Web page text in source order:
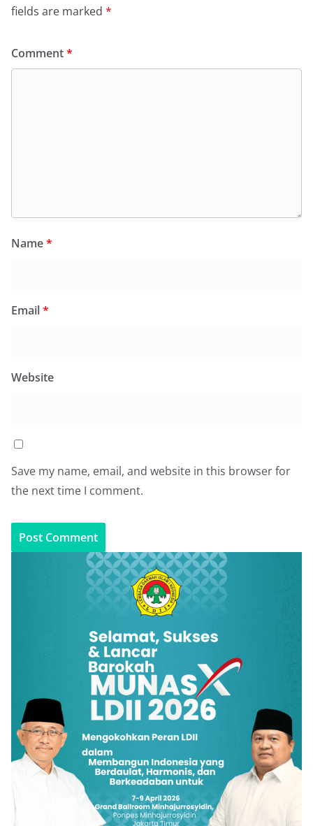
fields are marked *
Comment*
Name*
Email*
Website
Save my name, email, and website in this browser for
the next time I comment.